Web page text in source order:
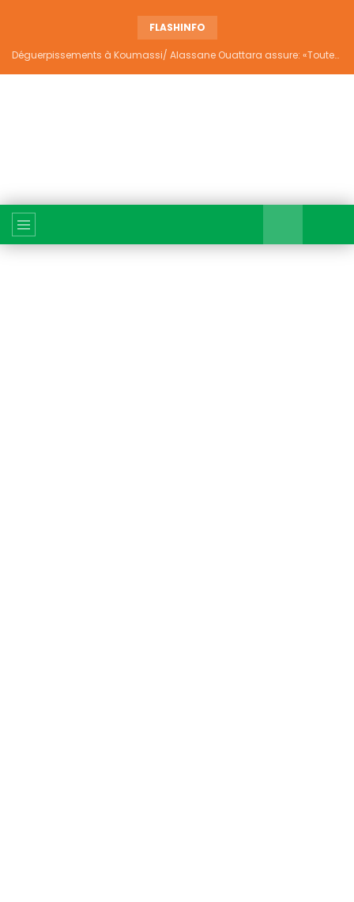
FLASHINFO
Déguerpissements à Koumassi/ Alassane Ouattara assure: «Toutes les responsabilités seront établies et elles donneront lieu aux sanctions prévues par la loi»